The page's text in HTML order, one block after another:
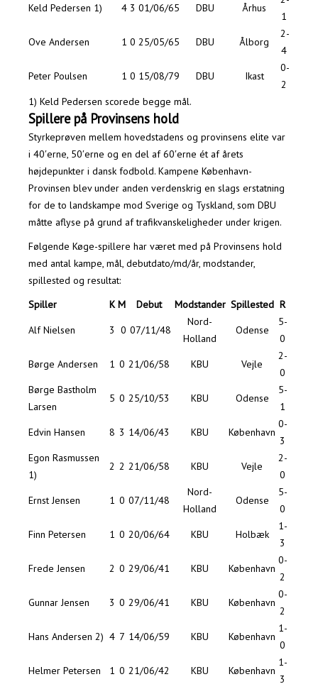
Keld Pedersen 1) 4 3 01/06/65 DBU Århus
1
Ove Andersen
1 0 25/05/65 DBU Ålborg
2-
4
Peter Poulsen
1 0 15/08/79 DBU Ikast
0-
2
1) Keld Pedersen scorede begge mål.
Spillere på Provinsens hold
Styrkeprøven mellem hovedstadens og provinsens elite var
i 40′erne, 50′erne og en del af 60′erne ét af årets
højdepunkter i dansk fodbold. Kampene København-
Provinsen blev under anden verdenskrig en slags erstatning
for de to landskampe mod Sverige og Tyskland, som DBU
måtte aflyse på grund af trafikvanskeligheder under krigen.
Følgende Køge-spillere har været med på Provinsens hold
med antal kampe, mål, debutdato/md/år, modstander,
spillested og resultat:
Spiller
K M Debut Modstander Spillested R
Alf Nielsen
3 0 07/11/48
Nord-
Holland
Odense
5-
0
Børge Andersen
1 0 21/06/58 KBU Vejle
2-
0
Børge Bastholm
Larsen
5 0 25/10/53 KBU Odense
5-
1
Edvin Hansen
8 3 14/06/43 KBU København
0-
3
Egon Rasmussen
1)
2 2 21/06/58 KBU Vejle
2-
0
Ernst Jensen
1 0 07/11/48
Nord-
Holland
Odense
5-
0
Finn Petersen
1 0 20/06/64 KBU Holbæk
1-
3
Frede Jensen
2 0 29/06/41 KBU København
0-
2
Gunnar Jensen
3 0 29/06/41 KBU København
0-
2
Hans Andersen 2) 4 7 14/06/59 KBU København
1-
0
Helmer Petersen
1 0 21/06/42 KBU København
1-
3